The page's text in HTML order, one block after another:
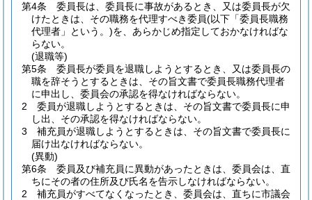
第4条
委員長は、委員長に事故があるとき、又は委員長が欠
けたときは、その職務を代理すべき委員(以下「委員長職務
代理者」という。)を、あらかじめ指定しておかなければな
らない。
(退職等)
第5条
委員長が委員を退職しようとするとき、又は委員長の
職を辞そうとするときは、その旨文書で委員長職務代理者
に申出し、委員会の承認を得なければならない。
2
委員が退職しようとするときは、その旨文書で委員長に申
し出、その承認を得なければならない。
3
補充員が退職しようとするときは、その旨文書で委員長に
届け出なければならない。
(異動)
第6条
委員及び補充員に異動があったときは、委員会は、直
ちにその者の住所及び氏名を告示しなければならない。
2
補充員がすべてなくなったとき、委員会は、直ちに市議会